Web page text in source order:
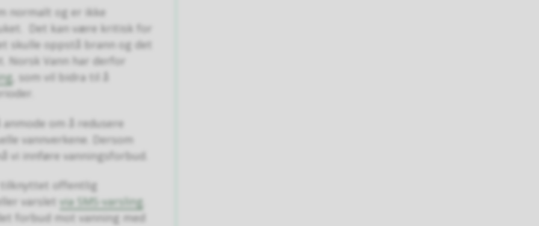
normalt og er ikke
Det kan være kritisk for
skulle oppstå brann og det
Norsk Vann har derfor
, som vil bidra til å
om å redusere
vannverkene. Dersom
vi innføre vanningsforbud.
tilknyttet offentlig
varslet via SMS-varsling
forbud mot vanning med